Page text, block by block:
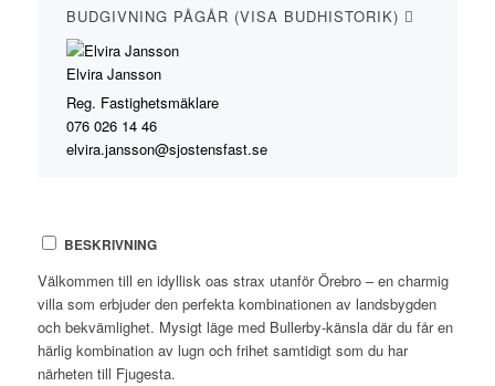
BUDGIVNING PÅGÅR (VISA BUDHISTORIK)
Elvira Jansson
Reg. Fastighetsmäklare
076 026 14 46
elvira.jansson@sjostensfast.se
BESKRIVNING
Välkommen till en idyllisk oas strax utanför Örebro – en charmig
villa som erbjuder den perfekta kombinationen av landsbygden
och bekvämlighet. Mysigt läge med Bullerby-känsla där du får en
härlig kombination av lugn och frihet samtidigt som du har
närheten till Fjugesta.